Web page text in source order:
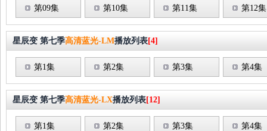
第09集 第10集 第11集 第12集
星辰变 第七季高清蓝光-LM播放列表[4]
第1集 第2集 第3集 第4集
星辰变 第七季高清蓝光-LX播放列表[12]
第1集 第2集 第3集 第4集